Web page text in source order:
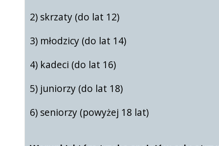
2) skrzaty (do lat 12)
3) młodzicy (do lat 14)
4) kadeci (do lat 16)
5) juniorzy (do lat 18)
6) seniorzy (powyżej 18 lat)